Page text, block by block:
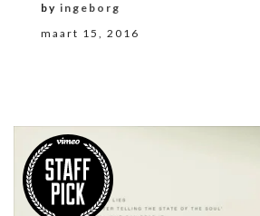
maart 15, 2016
by ingeborg